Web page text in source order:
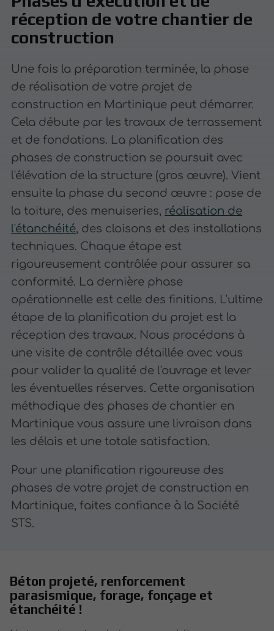
réception de votre chantier de
construction
Une fois la préparation terminée, la phase
de réalisation de votre projet de
construction en Martinique peut démarrer.
Cela débute par les travaux de terrassement
et de fondations. La planification des
phases de construction se poursuit avec
l'élévation de la structure (gros œuvre). Vient
ensuite la phase du second œuvre : pose de
la toiture, des menuiseries, réalisation de
l'étanchéité, des cloisons et des installations
techniques. Chaque étape est
rigoureusement contrôlée pour assurer sa
conformité. La dernière phase
opérationnelle est celle des finitions. L'ultime
étape de la planification du projet est la
réception des travaux. Nous procédons à
une visite de contrôle détaillée avec vous
pour valider la qualité de l'ouvrage et lever
les éventuelles réserves. Cette organisation
méthodique des phases de chantier en
Martinique vous assure une livraison dans
les délais et une totale satisfaction.
Pour une planification rigoureuse des
phases de votre projet de construction en
Martinique, faites confiance à la Société
STS.
Béton projeté, renforcement
parasismique, forage, fonçage et
étanchéité !